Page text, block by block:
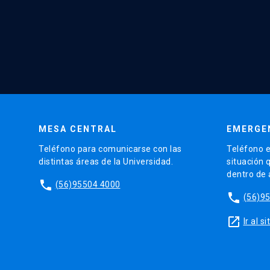
MESA CENTRAL
Teléfono para comunicarse con las
distintas áreas de la Universidad.
phone (56)95504 4000
Teléfono
situación
dentro de
phone
launch Ir al